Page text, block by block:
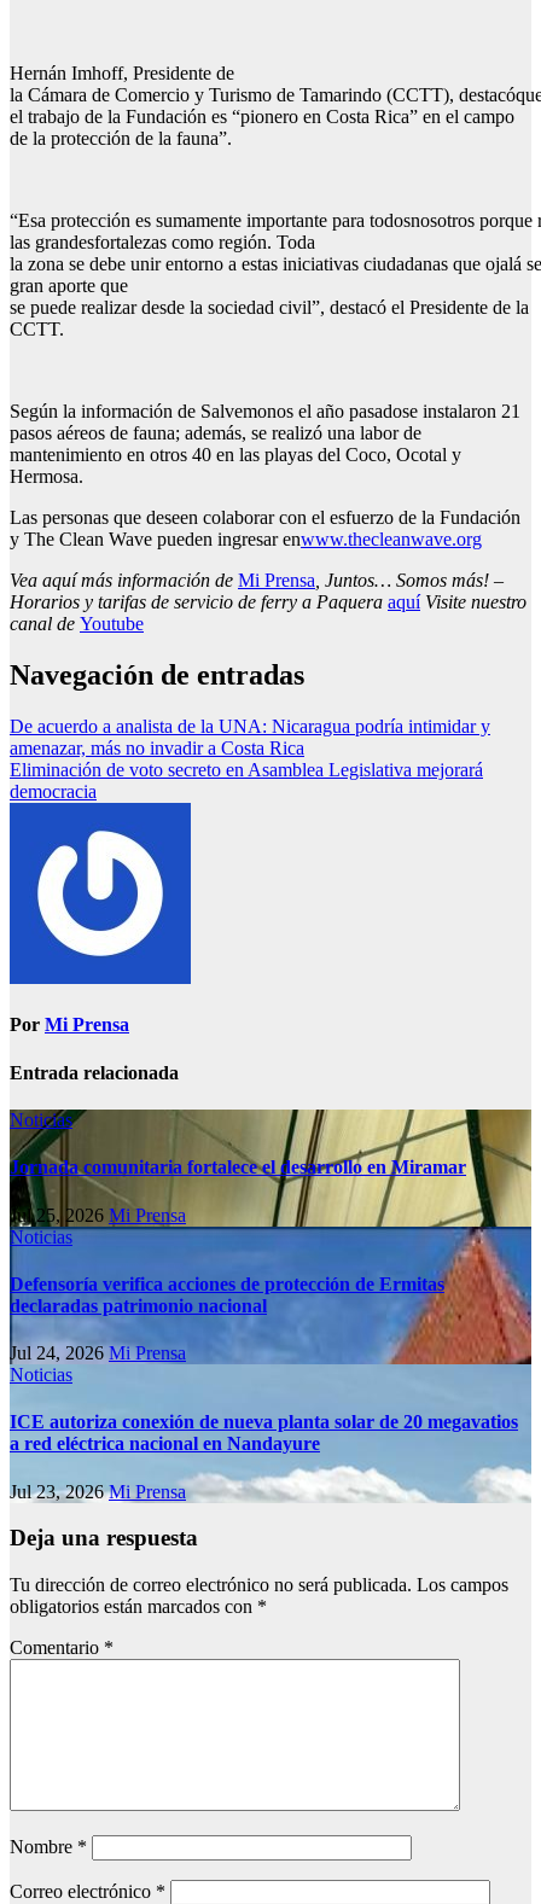
Hernán Imhoff, Presidente de
la Cámara de Comercio y Turismo de Tamarindo (CCTT),
el trabajo de la Fundación es “pionero en Costa Rica” en el campo
de la protección de la fauna”.
“Esa protección es sumamente importante para todosnosotros porque
las grandesfortalezas como región. Toda
la zona se debe unir entorno a estas iniciativas ciudadanas que ojalá
gran aporte que
se puede realizar desde la sociedad civil”, destacó el Presidente de la
CCTT.
Según la información de Salvemonos el año pasadose instalaron 21
pasos aéreos de fauna; además, se realizó una labor de
mantenimiento en otros 40 en las playas del Coco, Ocotal y
Hermosa.
Las personas que deseen colaborar con el esfuerzo de la Fundación
y The Clean Wave pueden ingresar enwww.thecleanwave.org
Vea aquí más información de Mi Prensa, Juntos… Somos más! –
Horarios y tarifas de servicio de ferry a Paquera aquíVisite nuestro
canal de Youtube
Navegación de entradas
De acuerdo a analista de la UNA: Nicaragua podría intimidar y
amenazar, más no invadir a Costa Rica
Eliminación de voto secreto en Asamblea Legislativa mejorará
democracia
Por Mi Prensa
Entrada relacionada
Noticias
Jornada comunitaria fortalece el desarrollo en Miramar
Jul 25, 2026 Mi Prensa
Noticias
Defensoría verifica acciones de protección de Ermitas
declaradas patrimonio nacional
Jul 24, 2026Mi Prensa
Noticias
ICE autoriza conexión de nueva planta solar de 20 megavatios
a red eléctrica nacional en Nandayure
Jul 23, 2026Mi Prensa
Deja una respuesta
Tu dirección de correo electrónico no será publicada. Los campos
obligatorios están marcados con *
Comentario *
Nombre *
Correo electrónico *